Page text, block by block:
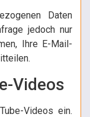
Daten
jedoch nur
Ihre E-Mail-
Videos
Videos ein.